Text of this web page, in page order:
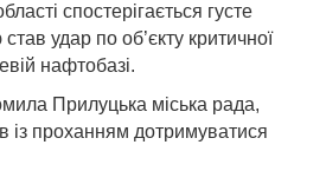
спостерігається густе
удар по об’єкту критичної
нафтобазі.
Прилуцька міська рада,
із проханням дотримуватися